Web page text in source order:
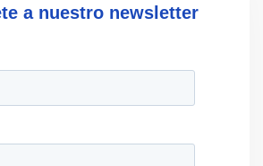
a nuestro newsletter